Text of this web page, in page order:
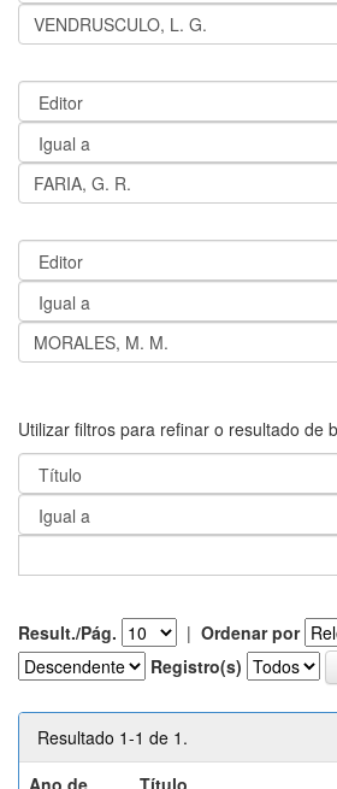
Utilizar filtros para refinar o resultado de
Result./Pág. | Ordenar por
Registro(s)
Resultado 1-1 de 1.
Ano de
Título